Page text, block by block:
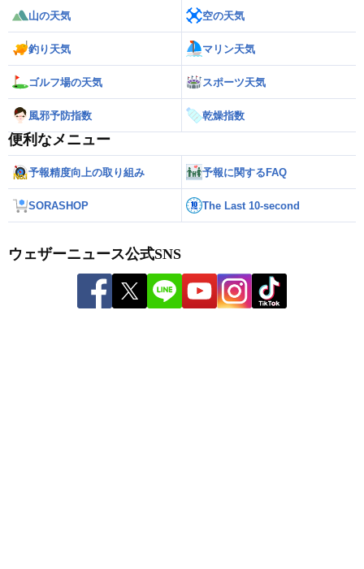
山の天気 空の天気
釣り天気 マリン天気
ゴルフ場の天気 スポーツ天気
風邪予防指数 乾燥指数
便利なメニュー
予報精度向上の取り組み 予報に関するFAQ
SORASHOP The Last 10-second
ウェザーニュース公式SNS